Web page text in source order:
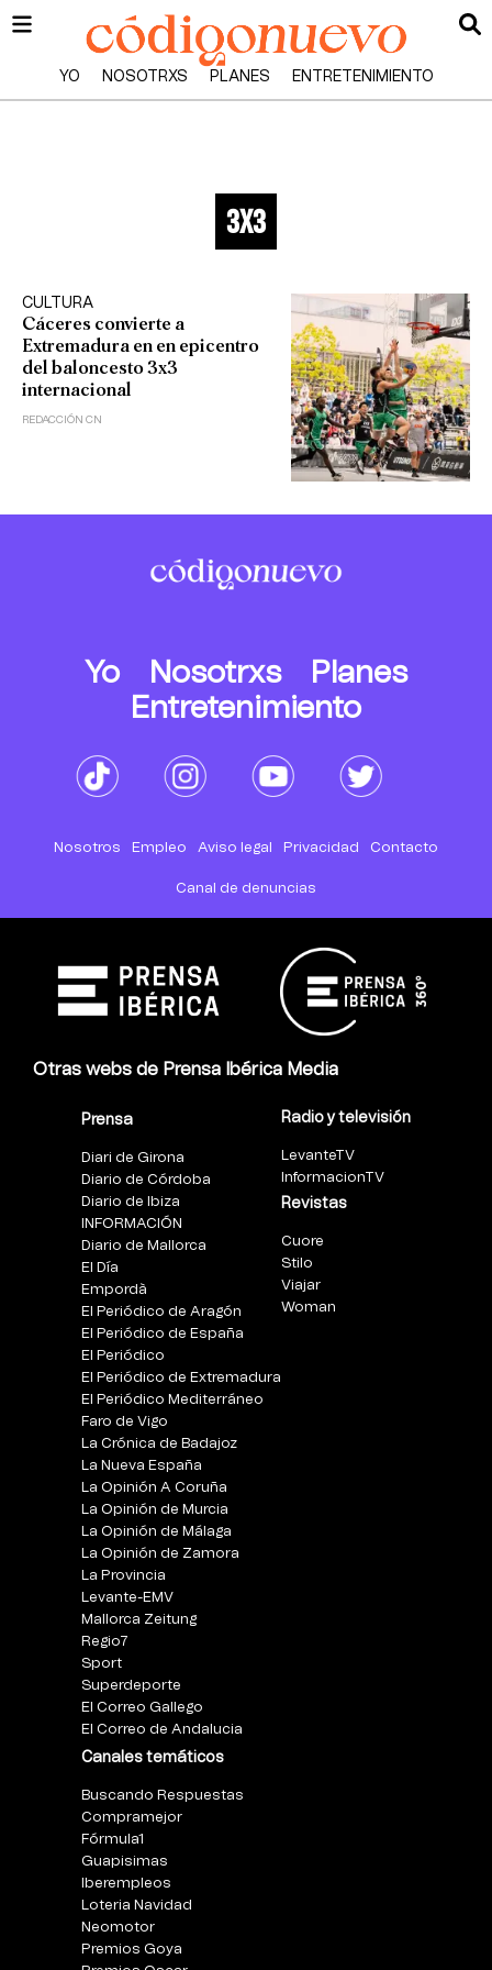
YO NOSOTRXS PLANES ENTRETENIMIENTO
3x3
CULTURA
Cáceres convierte a
Extremadura en en epicentro
del baloncesto 3x3
internacional
REDACCIÓN CN
Yo Nosotrxs
Planes
Entretenimiento
Nosotros Empleo Aviso legal Privacidad Contacto
Canal de denuncias
Otras webs de Prensa Ibérica Media
Prensa
Diari de Girona
Diario de Córdoba
Diario de Ibiza
INFORMACIÓN
Diario de Mallorca
El Día
Empordà
El Periódico de Aragón
El Periódico de España
El Periódico
El Periódico de Extremadura
El Periódico Mediterráneo
Faro de Vigo
La Crónica de Badajoz
La Nueva España
La Opinión A Coruña
La Opinión de Murcia
La Opinión de Málaga
La Opinión de Zamora
La Provincia
Levante-EMV
Mallorca Zeitung
Regio7
Sport
Superdeporte
El Correo Gallego
El Correo de Andalucia
Canales temáticos
Buscando Respuestas
Compramejor
Fórmula1
Guapisimas
Iberempleos
Loteria Navidad
Neomotor
Premios Goya
Radio y televisión
LevanteTV
InformacionTV
Revistas
Cuore
Stilo
Viajar
Woman